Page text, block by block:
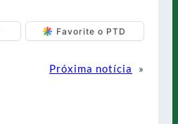
Favorite o PTD
Próxima notícia
»